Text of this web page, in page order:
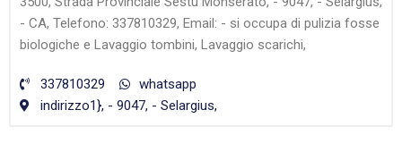
- CA, Telefono: 337810329, Email: - si occupa di pulizia fosse
biologiche e Lavaggio tombini, Lavaggio scarichi,
337810329
whatsapp
indirizzo1}, - 9047, - Selargius,